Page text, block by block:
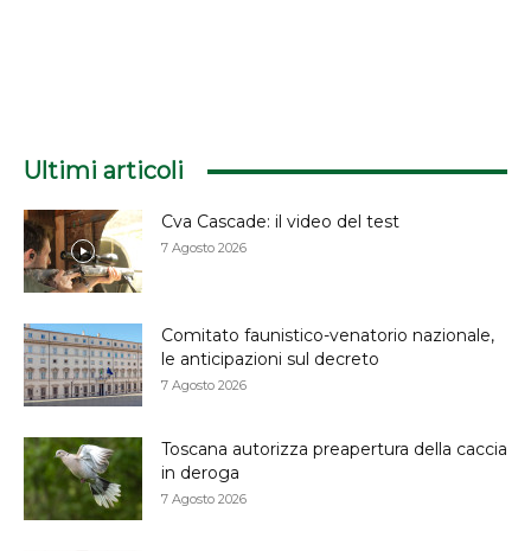
Ultimi articoli
Cva Cascade: il video del test
7 Agosto 2026
Comitato faunistico-venatorio nazionale,
le anticipazioni sul decreto
7 Agosto 2026
Toscana autorizza preapertura della caccia
in deroga
7 Agosto 2026